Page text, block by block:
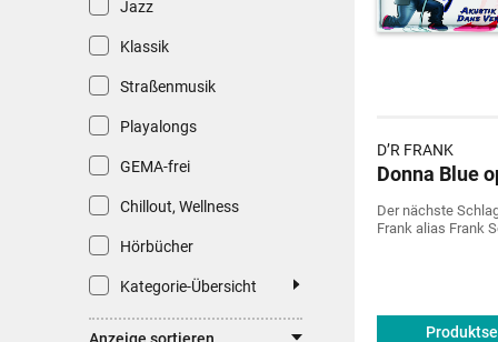
Jazz
Klassik
Straßenmusik
Playalongs
GEMA-frei
Chillout, Wellness
Hörbücher
Kategorie-Übersicht
D’R FRANK
Donna Blue
Der nächste
Frank alias Frank